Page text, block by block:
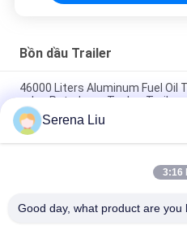
Bồn dầu Trailer
46000 Liters Aluminum Fuel Oil
axles Petroleum Tanker Trailers
3x12T BPW axle 46000L
Tank Trailer
46000L Aluminum Alloy 3 Axles
Serena Liu
3:16
Good day, what product are you